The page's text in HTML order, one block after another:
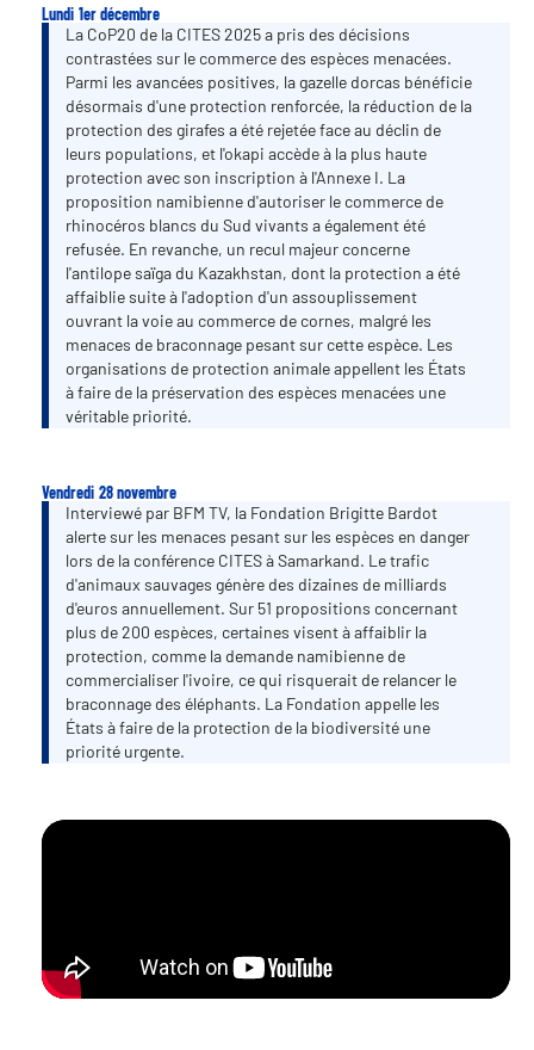
Lundi 1er décembre
La CoP20 de la CITES 2025 a pris des décisions
contrastées sur le commerce des espèces menacées.
Parmi les avancées positives, la gazelle dorcas bénéficie
désormais d'une protection renforcée, la réduction de la
protection des girafes a été rejetée face au déclin de
leurs populations, et l'okapi accède à la plus haute
protection avec son inscription à l'Annexe I. La
proposition namibienne d'autoriser le commerce de
rhinocéros blancs du Sud vivants a également été
refusée. En revanche, un recul majeur concerne
l'antilope saïga du Kazakhstan, dont la protection a été
affaiblie suite à l'adoption d'un assouplissement
ouvrant la voie au commerce de cornes, malgré les
menaces de braconnage pesant sur cette espèce. Les
organisations de protection animale appellent les États
à faire de la préservation des espèces menacées une
véritable priorité.
Vendredi 28 novembre
Interviewé par BFM TV, la Fondation Brigitte Bardot
alerte sur les menaces pesant sur les espèces en danger
lors de la conférence CITES à Samarkand. Le trafic
d'animaux sauvages génère des dizaines de milliards
d'euros annuellement. Sur 51 propositions concernant
plus de 200 espèces, certaines visent à affaiblir la
protection, comme la demande namibienne de
commercialiser l'ivoire, ce qui risquerait de relancer le
braconnage des éléphants. La Fondation appelle les
États à faire de la protection de la biodiversité une
priorité urgente.